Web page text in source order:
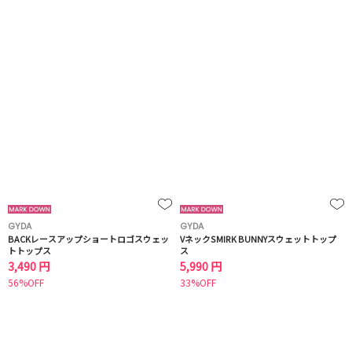
GYDA
BACKレースアップショートロゴスウェッ
トトップス
3,490 円
56%OFF
GYDA
VネックSMIRK BUNNYスウェットトップ
ス
5,990 円
33%OFF